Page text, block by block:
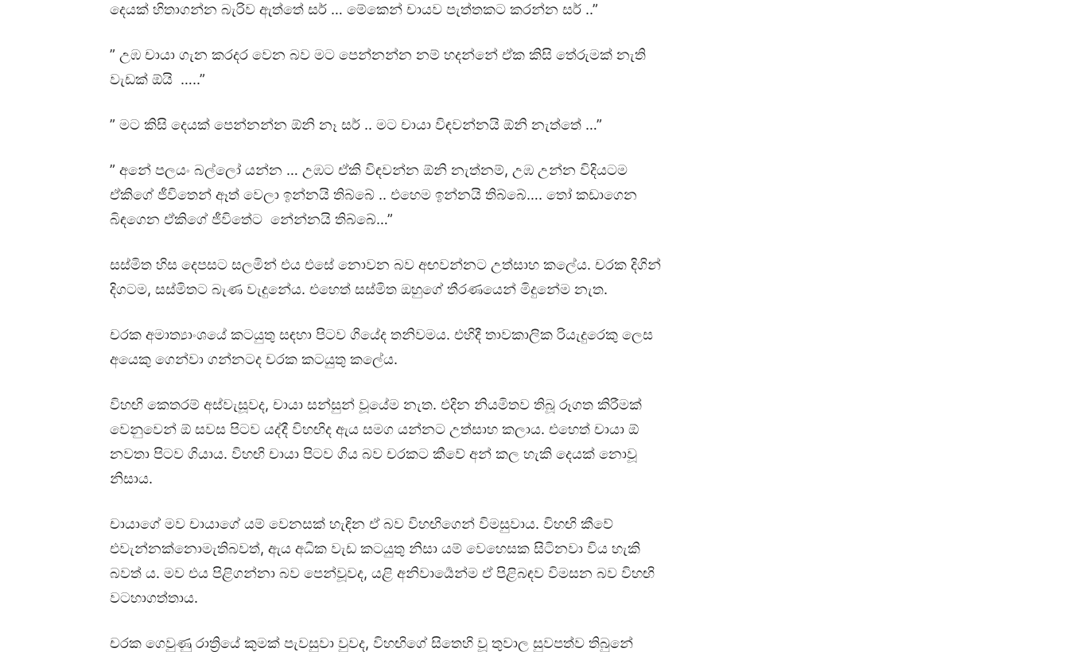
දෙයක් හිතාගන්න බැරිව ඇත්තේ සර් … මේකෙන් චායව පැත්තකට කරන්න සර් ..”
” උඹ චායා ගැන කරදර වෙන බව මට පෙන්නන්න නම් හදන්නේ ඒක කිසි තේරුමක් නැති
වැඩක් ඕයි …..”
” මට කිසි දෙයක් පෙන්නන්න ඕනි නෑ සර් .. මට චායා විඳවන්නයි ඕනි නැත්තේ …”
” අනේ පලයං බල්ලෝ යන්න … උඹට ඒකි විඳවන්න ඕනි නැත්නම්, උඹ උන්න විදියටම
ඒකිගේ ජීවිතෙන් ඈත් වෙලා ඉන්නයි තිබ්බේ .. එහෙම ඉන්නයි තිබ්බේ…. තෝ කඩාගෙන
බිඳගෙන ඒකිගේ ජීවිතේට නේන්නයි තිබ්බේ…”
සස්මිත හිස දෙපසට සලමින් එය එසේ නොවන බව අඟවන්නට උත්සාහ කලේය. චරක දිගින්
දිගටම, සස්මිතට බැණ වැදුනේය. එහෙත් සස්මිත ඔහුගේ තීරණයෙන් මිදුනේම නැත.
චරක අමාත්‍යාංශයේ කටයුතු සඳහා පිටව ගියේද තනිවමය. එහිදී තාවකාලික රියැදුරෙකු ලෙස
අයෙකු ගෙන්වා ගන්නටද චරක කටයුතු කලේය.
විහඟි කෙතරම් අස්වැසූවද, චායා සන්සුන් වූයේම නැත. එදින නියමිතව තිබූ රූගත කිරීමක්
වෙනුවෙන් ඕ සවස පිටව යද්දී විහඟිද ඇය සමග යන්නට උත්සාහ කලාය. එහෙත් චායා ඕ
නවතා පිටව ගියාය. විහඟි චායා පිටව ගිය බව චරකට කීවේ අන් කල හැකි දෙයක් නොවූ
නිසාය.
චායාගේ මව චායාගේ යම් වෙනසක් හැඳින ඒ බව විහඟිගෙන් විමසුවාය. විහඟි කීවේ
එවැන්නක්නොමැතිබවත්, ඇය අධික වැඩ කටයුතු නිසා යම් වෙහෙසක සිටිනවා විය හැකි
බවත් ය. මව එය පිළිගන්නා බව පෙන්වූවද, යළි අනිවාර්‍යෙන්ම ඒ පිළිබඳව විමසන බව විහඟි
වටහාගත්තාය.
චරක ගෙවුණු රාත්‍රියේ කුමක් පැවසුවා වුවද, විහඟිගේ සිතෙහි වූ තුවාල සුවපත්ව තිබුනේ